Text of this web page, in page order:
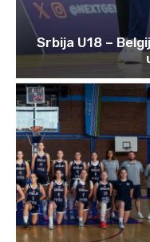
Srbija U18 –